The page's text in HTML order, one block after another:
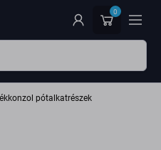
0
pótalkatrészek